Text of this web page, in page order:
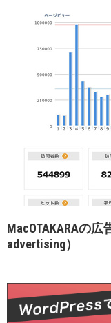
MacOTAKARAの
advertising）